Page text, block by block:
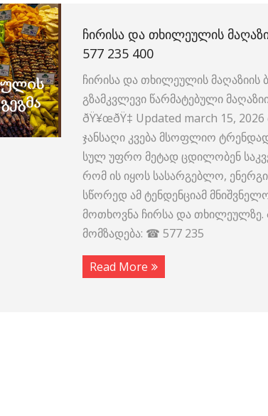
ᲩᲘᲠᲘᲡᲐ ᲓᲐ ᲗᲮᲘᲚᲔᲣᲚᲘᲡ
577 235 400
ჩირისა და თხილეულის მაღაზიის
გზამკვლევი წარმატებული
ðŸ¥œðŸ‡ Updated march 15,
ჯანსაღი კვება მსოფლიო ტრენდად
სულ უფრო მეტად ცდილობენ
რომ ის იყოს სასარგებლო,
სწორედ ამ ტენდენციამ
მოთხოვნა ჩირსა და თხილეულზე.
მომზადება: ☎ 577 235
Read More